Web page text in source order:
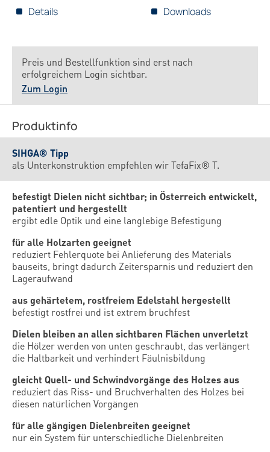
Details Downloads
Preis und Bestellfunktion sind erst nach
erfolgreichem Login sichtbar.
Zum Login
Produktinfo
SIHGA® Tipp
als Unterkonstruktion empfehlen wir TefaFix® T.
befestigt Dielen nicht sichtbar; in Österreich entwickelt,
patentiert und hergestellt
ergibt edle Optik und eine langlebige Befestigung
für alle Holzarten geeignet
reduziert Fehlerquote bei Anlieferung des Materials
bauseits, bringt dadurch Zeitersparnis und reduziert den
Lageraufwand
aus gehärtetem, rostfreiem Edelstahl hergestellt
befestigt rostfrei und ist extrem bruchfest
Dielen bleiben an allen sichtbaren Flächen unverletzt
die Hölzer werden von unten geschraubt, das verlängert
die Haltbarkeit und verhindert Fäulnisbildung
gleicht Quell- und Schwindvorgänge des Holzes aus
reduziert das Riss- und Bruchverhalten des Holzes bei
diesen natürlichen Vorgängen
für alle gängigen Dielenbreiten geeignet
nur ein System für unterschiedliche Dielenbreiten